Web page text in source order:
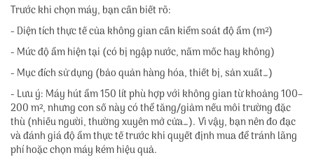
Trước khi chọn máy, bạn cần biết rõ:
- Diện tích thực tế của không gian cần kiểm soát độ ẩm (m²)
- Mức độ ẩm hiện tại (có bị ngập nước, nấm mốc hay không)
- Mục đích sử dụng (bảo quản hàng hóa, thiết bị, sản xuất…)
- Lưu ý: Máy hút ẩm 150 lít phù hợp với không gian từ khoảng 100–
200 m², nhưng con số này có thể tăng/giảm nếu môi trường đặc
thù (nhiều người, thường xuyên mở cửa…). Vì vậy, bạn nên đo đạc
và đánh giá độ ẩm thực tế trước khi quyết định mua để tránh lãng
phí hoặc chọn máy kém hiệu quả.